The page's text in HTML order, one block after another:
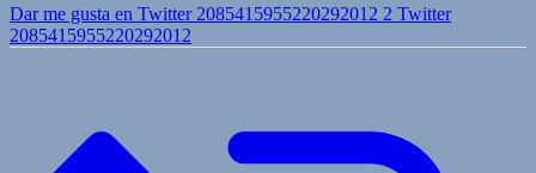
Dar me gusta en Twitter 2085415955220292012 2 Twitter
2085415955220292012